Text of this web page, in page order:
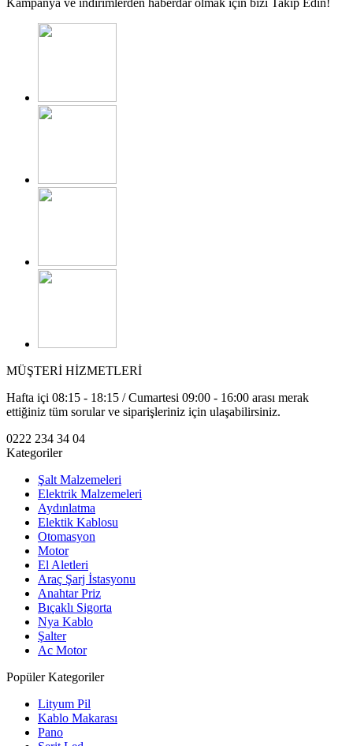
MÜŞTERİ HİZMETLERİ
Hafta içi 08:15 - 18:15 / Cumartesi 09:00 - 16:00 arası merak
ettiğiniz tüm sorular ve siparişleriniz için ulaşabilirsiniz.
0222 234 34 04
Kategoriler
Şalt Malzemeleri
Elektrik Malzemeleri
Aydınlatma
Elektik Kablosu
Otomasyon
Motor
El Aletleri
Araç Şarj İstasyonu
Anahtar Priz
Bıçaklı Sigorta
Nya Kablo
Şalter
Ac Motor
Popüler Kategoriler
Lityum Pil
Kablo Makarası
Pano